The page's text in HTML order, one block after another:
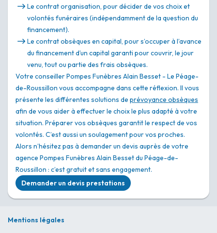
Le contrat organisation, pour décider de vos choix et
volontés funéraires (indépendamment de la question du
financement).
Le contrat obsèques en capital, pour s’occuper à l’avance
du financement d’un capital garanti pour couvrir, le jour
venu, tout ou partie des frais obsèques.
Votre conseiller Pompes Funèbres Alain Besset - Le Péage-
de-Roussillon vous accompagne dans cette réflexion. Il vous
présente les différentes solutions de prévoyance obsèques
afin de vous aider à effectuer le choix le plus adapté à votre
situation. Préparer vos obsèques garantit le respect de vos
volontés. C’est aussi un soulagement pour vos proches.
Alors n’hésitez pas à demander un devis auprès de votre
agence Pompes Funèbres Alain Besset du Péage-de-
Roussillon : c’est gratuit et sans engagement.
Demander un devis prestations
Mentions légales